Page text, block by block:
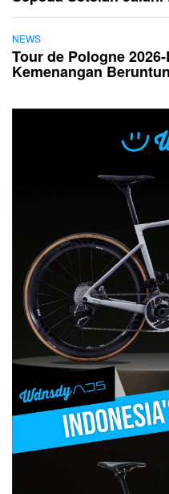
NEWS
Tour de Pologne
Kemenangan Beruntun